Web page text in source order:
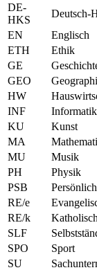
DE-
HKS
Deutsch-
EN
Englisch
ETH
Ethik
GE
GEO
HW
INF
Informatik
KU
Kunst
MA
MU
Musik
PH
Physik
PSB
RE/e
RE/k
SLF
SPO
Sport
SU